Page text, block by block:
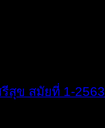
สุข สมัยที่ 1-2563